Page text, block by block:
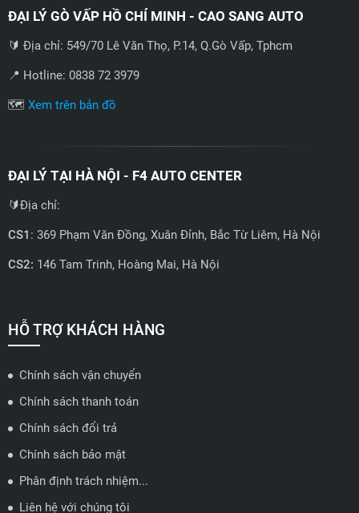
của nội thất xe. Ngược lại, bề mặt sáng bóng của PPF còn giúp
tôn lên vẻ đẹp sang trọng và đẳng cấp cho không gian nội thất.
phim PPF
Để bảo vệ toàn diện cho nội thất xe Mitsubishi, bạn nên dán PPF
cho các vị trí thường xuyên tiếp xúc hoặc dễ bị trầy xước, bao
ĐẠI LÝ GÒ VẤP HỒ CHÍ MINH - CAO SANG AUTO
🔰 Địa chỉ: 549/70 Lê Văn Thọ, P.14, Q.Gò Vấp, Tphcm
📍 Hotline: 0838 72 3979
🗺️ Xem trên bản đồ
ĐẠI LÝ TẠI HÀ NỘI - F4 AUTO CENTER
🔰Địa chỉ:
CS1 : 369 Phạm Văn Đồng, Xuân Đỉnh, Bắc Từ Liêm, Hà Nội
CS2: 146 Tam Trinh, Hoàng Mai, Hà Nội
🗺️Xem trên bản đồ
ĐẠI LÝ QUẬN 2 HCM - HẢI TRIỀU AUTO
🔰 Địa chỉ: 78-80 Vũ Tông Phan, P.An Phú, TP Thủ Đức, TP HCM
📍 Hotline: 0938584113
🗺️Xem trên bản đồ
HỖ TRỢ KHÁCH HÀNG
Chính sách vận chuyển
Chính sách thanh toán
Chính sách đổi trả
Chính sách bảo mật
Phân định trách nhiệm...
Liên hệ với chúng tôi